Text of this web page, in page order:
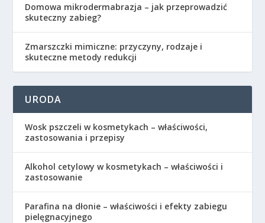
Domowa mikrodermabrazja – jak przeprowadzić
skuteczny zabieg?
Zmarszczki mimiczne: przyczyny, rodzaje i
skuteczne metody redukcji
URODA
Wosk pszczeli w kosmetykach – właściwości,
zastosowania i przepisy
Alkohol cetylowy w kosmetykach – właściwości i
zastosowanie
Parafina na dłonie – właściwości i efekty zabiegu
pielęgnacyjnego